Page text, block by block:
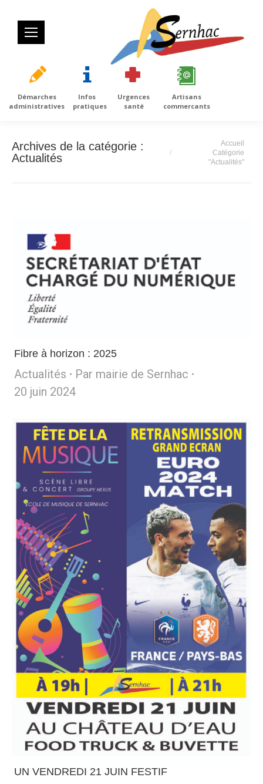
Démarches
administratives
Infos
pratiques
Urgences
santé
Artisans
commercants
Archives de la catégorie :
Actualités
Vous êtes ici :Accueil
Catégorie
"Actualités"
Fibre à horizon : 2025
Actualités Par mairie de Sernhac
20 juin 2024
UN VENDREDI 21 JUIN FESTIF